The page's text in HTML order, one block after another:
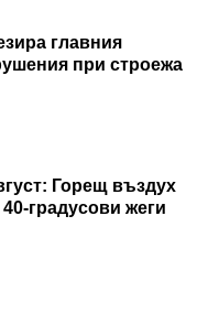
главния
при строежа
Горещ въздух
градусови жеги